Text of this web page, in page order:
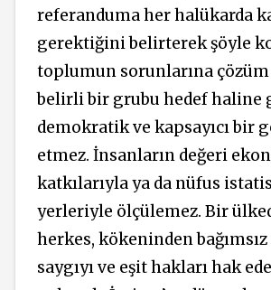
referanduma her halükarda
gerektiğini belirterek şöyle
toplumun sorunlarına
belirli bir grubu hedef haline
demokratik ve kapsayıcı bir
etmez. İnsanların değeri
katkılarıyla ya da nüfus
yerleriyle ölçülemez. Bir
herkes, kökeninden
saygıyı ve eşit hakları hak